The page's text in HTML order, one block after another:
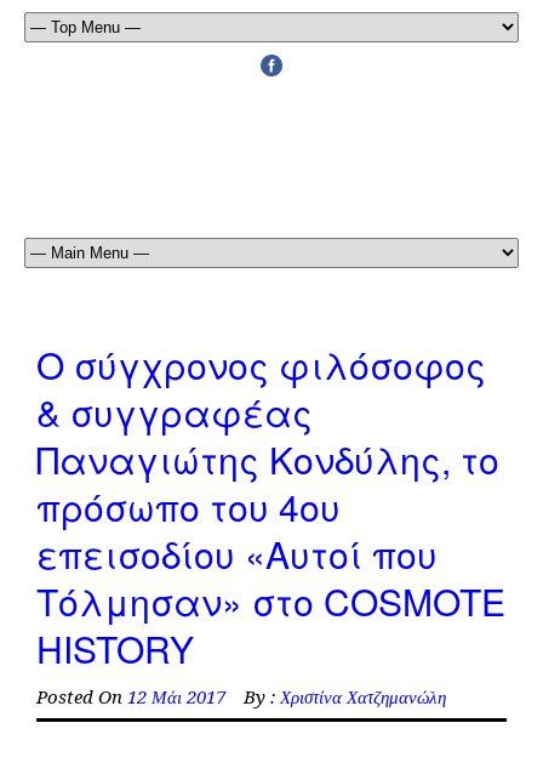
Ο σύγχρονος φιλόσοφος
& συγγραφέας
Παναγιώτης Κονδύλης, το
πρόσωπο του 4ου
επεισοδίου «Αυτοί που
Τόλμησαν» στο COSMOTE
HISTORY
Posted On 12 Μάι 2017 By : Χριστίνα Χατζημανώλη